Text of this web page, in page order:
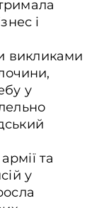
і
викликами
у
та
у